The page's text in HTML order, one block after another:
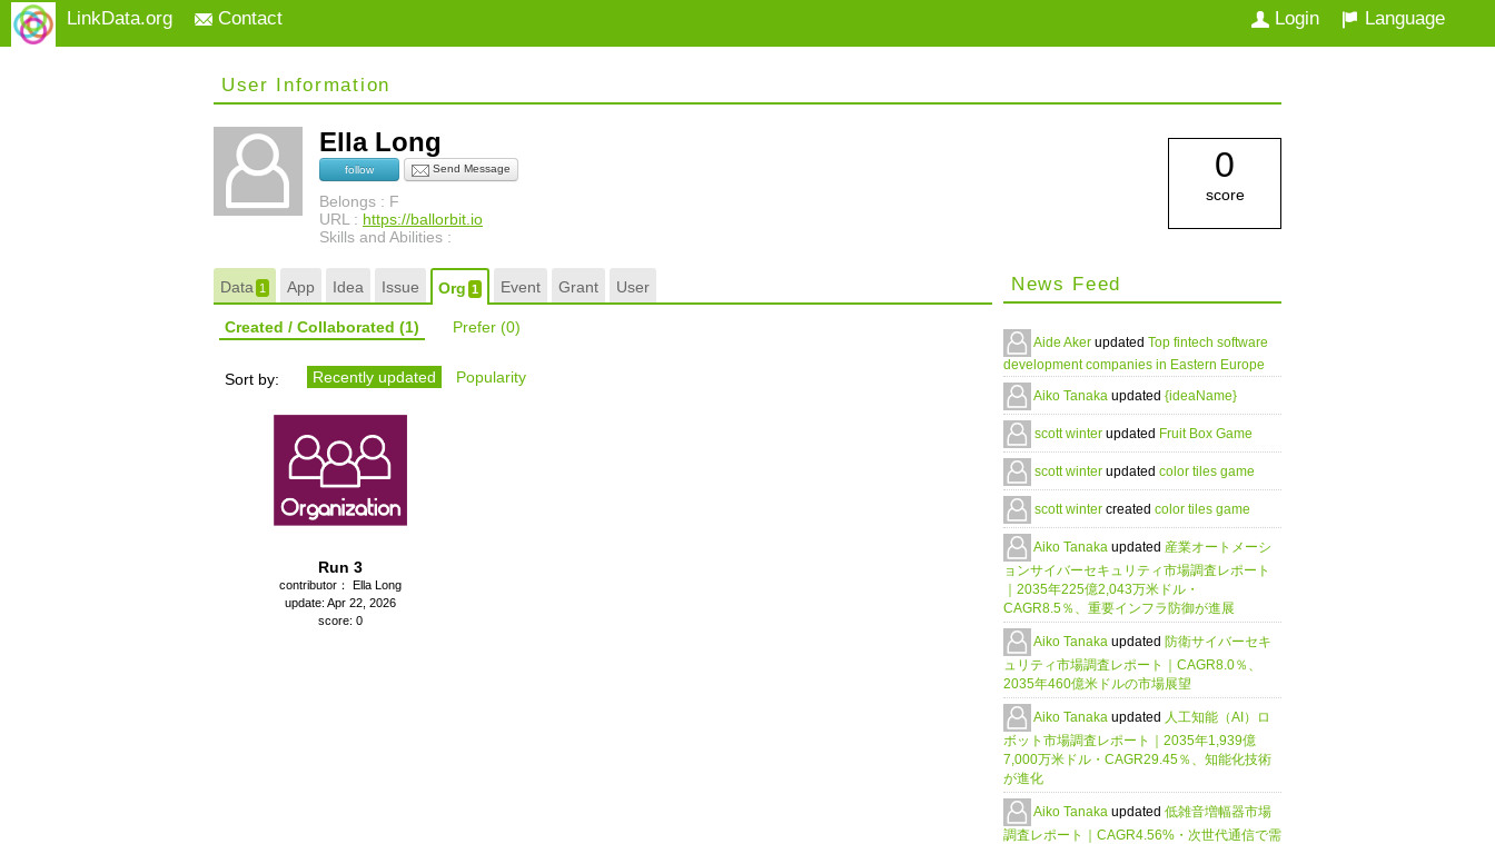
LinkData.org Contact Language
Login
User Information
Ella Long
follow Send Message
Belongs : F
URL : https://ballorbit.io
Skills and Abilities :
0
score
Data 1 App Idea Issue Org1 Event Grant User
Created / Collaborated (1) Prefer (0)
Sort by: Recently updated Popularity
Run 3
contributor： Ella Long
update: Apr 22, 2026
score: 0
News Feed
Aide Aker updated Top fintech software
development companies in Eastern Europe
Aiko Tanaka updated {ideaName}
scott winter updated Fruit Box Game
scott winter updated color tiles game
scott winter created color tiles game
Aiko Tanaka updated 産業オートメーシ
ョンサイバーセキュリティ市場調査レポート
｜2035年225億2,043万米ドル・
CAGR8.5％、重要インフラ防御が進展
Aiko Tanaka updated 防衛サイバーセキ
ュリティ市場調査レポート｜CAGR8.0％、
2035年460億米ドルの市場展望
Aiko Tanaka updated 人工知能（AI）ロ
ボット市場調査レポート｜2035年1,939億
7,000万米ドル・CAGR29.45％、知能化技術
が進化
Aiko Tanaka updated 低雑音増幅器市場
調査レポート｜CAGR4.56%・次世代通信で需